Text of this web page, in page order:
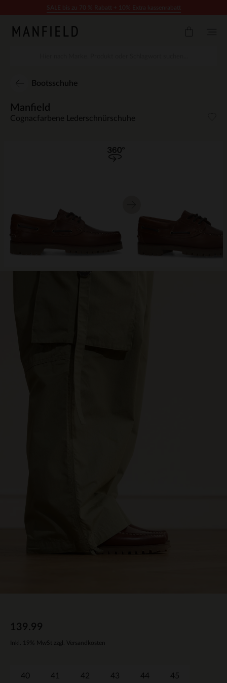
Bootsschuhe
Manfield
Cognacfarbene Lederschnürschuhe
139.99
Inkl. 19% MwSt zzgl. Versandkosten
40 41 42 43 44 45